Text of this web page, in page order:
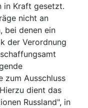
in Kraft gesetzt.
nicht an
bei denen ein
der Verordnung
zum Ausschluss
dient das
Russland", in